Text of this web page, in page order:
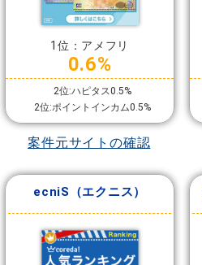
1位：アメフリ
0.6%
2位:ハピタス0.5%
2位:ポイントインカム0.5%
案件元サイトの確認
ecniS（エクニス）